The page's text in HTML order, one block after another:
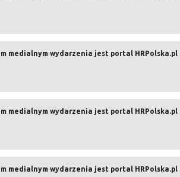
medialnym wydarzenia jest portal HRPolska.pl
medialnym wydarzenia jest portal HRPolska.pl
medialnym wydarzenia jest portal HRPolska.pl